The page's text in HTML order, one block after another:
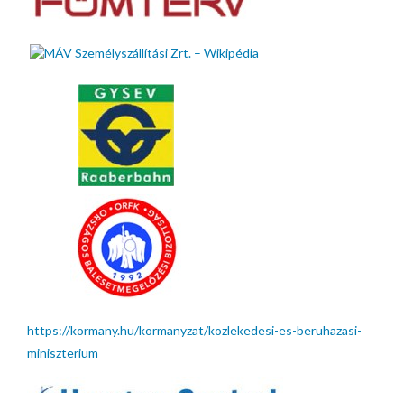
https://kormany.hu/kormanyzat/kozlekedesi-es-beruhazasi-
miniszterium